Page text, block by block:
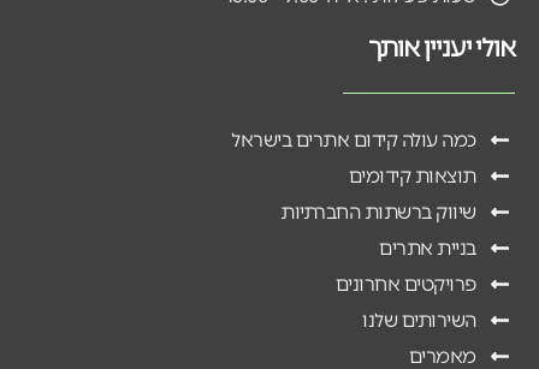
אולי יעניין אותך
כמה עולה קידום אתרים בישראל
תוצאות קידומים
שיווק ברשתות החברתיות
בניית אתרים
פרויקטים אחרונים
השירותים שלנו
מאמרים